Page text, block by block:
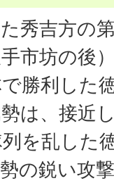
秀吉方の
市坊の後
勝利した
は、接近
を乱した
の鋭い攻